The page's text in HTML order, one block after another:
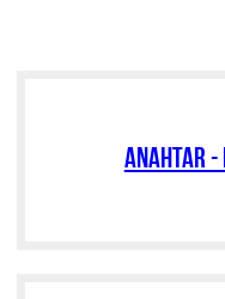
ANAHTAR -